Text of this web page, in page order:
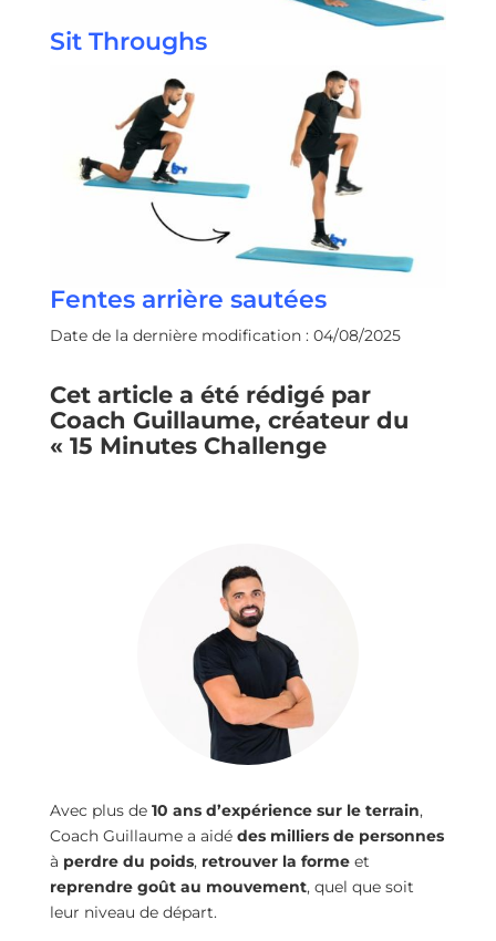
Sit Throughs
Fentes arrière sautées
Date de la dernière modification : 04/08/2025
Cet article a été rédigé par
Coach Guillaume, créateur du
« 15 Minutes Challenge
Avec plus de 10 ans d’expérience sur le terrain,
Coach Guillaume a aidé des milliers de personnes
à perdre du poids, retrouver la formeet
reprendre goût au mouvement, quel que soit
leur niveau de départ.